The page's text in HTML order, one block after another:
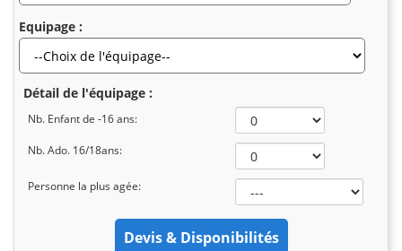
Equipage :
Détail de l'équipage :
Nb. Enfant de -16 ans:
Nb. Ado. 16/18ans:
Personne la plus agée: